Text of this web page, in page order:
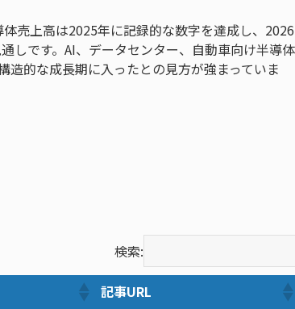
売上高は2025年に記録的な数字を達成し、2026
しです。AI、データセンター、自動車向け半導体
的な成長期に入ったとの見方が強まっていま
検索:
記事URL